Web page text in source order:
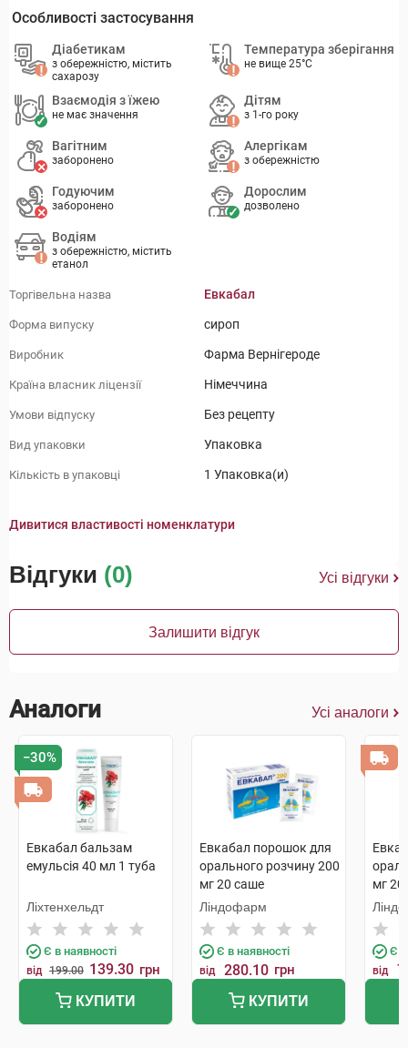
Особливості застосування
Діабетикам
з обережністю, містить
сахарозу
Температура зберігання
не вище 25°C
Взаємодія з їжею
не має значення
Дітям
з 1-го року
Вагітним
заборонено
Алергікам
з обережністю
Годуючим
заборонено
Дорослим
дозволено
Водіям
з обережністю, містить
етанол
Торгівельна назва Евкабал
Форма випуску сироп
Виробник Фарма Вернігероде
Країна власник ліцензії Німеччина
Умови відпуску Без рецепту
Вид упаковки Упаковка
Кількість в упаковці 1 Упаковка(и)
Дивитися властивості номенклатури
Відгуки (0) Усі відгуки
Залишити відгук
Аналоги Усі аналоги
−30%
Евкабал бальзам
емульсія 40 мл 1 туба
Ліхтенхельдт
Є в наявності
від 199.00 139.30 грн
КУПИТИ
Евкабал порошок для
орального розчину 200
мг 20 саше
Ліндофарм
Є в наявності
від 280.10 грн
КУПИТИ
мг
Є в
від